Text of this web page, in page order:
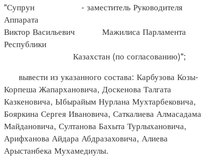
"Супрун - заместитель Руководителя
Аппарата
Виктор Васильевич Мажилиса Парламента
Республики
Казахстан (по согласованию)";
вывести из указанного состава: Карбузова Козы-
Корпеша Жапархановича, Доскенова Талгата
Казкеновича, Ыбырайым Нурлана Мухтарбековича,
Бояркина Сергея Ивановича, Саткалиева Алмасадама
Майдановича, Султанова Бахыта Турлыхановича,
Арифханова Айдара Абдразаховича, Алиева
Арыстанбека Мухамедиулы.